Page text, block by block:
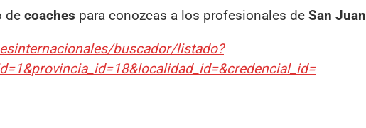
de coaches para conozcas a los profesionales de San Juan
buscador/listado?